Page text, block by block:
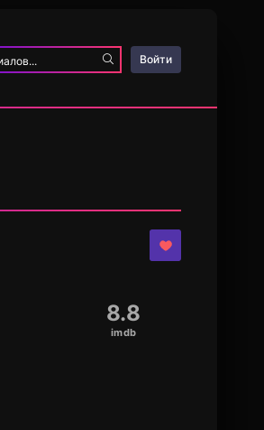
Войти
8.8
imdb